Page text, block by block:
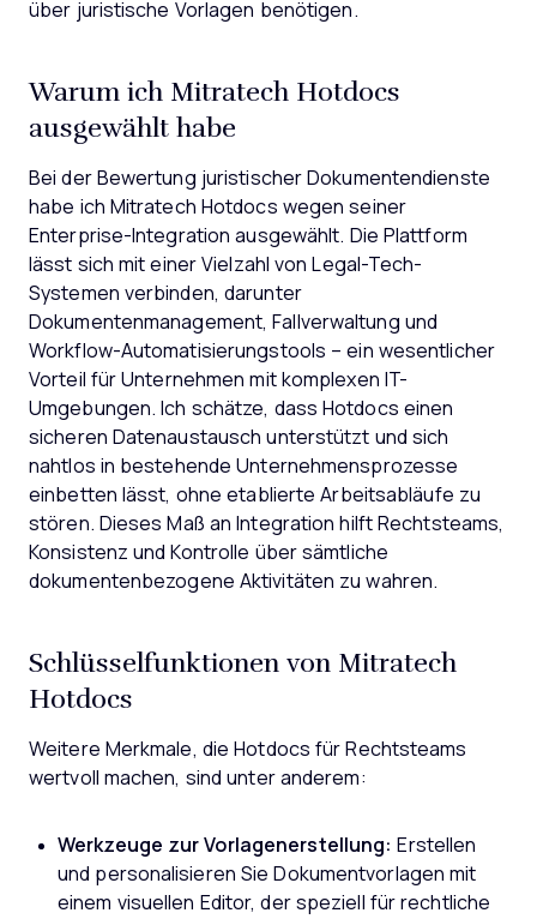
über juristische Vorlagen benötigen.
Warum ich Mitratech Hotdocs
ausgewählt habe
Bei der Bewertung juristischer Dokumentendienste
habe ich Mitratech Hotdocs wegen seiner
Enterprise-Integration ausgewählt. Die Plattform
lässt sich mit einer Vielzahl von Legal-Tech-
Systemen verbinden, darunter
Dokumentenmanagement, Fallverwaltung und
Workflow-Automatisierungstools – ein wesentlicher
Vorteil für Unternehmen mit komplexen IT-
Umgebungen. Ich schätze, dass Hotdocs einen
sicheren Datenaustausch unterstützt und sich
nahtlos in bestehende Unternehmensprozesse
einbetten lässt, ohne etablierte Arbeitsabläufe zu
stören. Dieses Maß an Integration hilft Rechtsteams,
Konsistenz und Kontrolle über sämtliche
dokumentenbezogene Aktivitäten zu wahren.
Schlüsselfunktionen von Mitratech
Hotdocs
Weitere Merkmale, die Hotdocs für Rechtsteams
wertvoll machen, sind unter anderem:
Werkzeuge zur Vorlagenerstellung: Erstellen
und personalisieren Sie Dokumentvorlagen mit
einem visuellen Editor, der speziell für rechtliche